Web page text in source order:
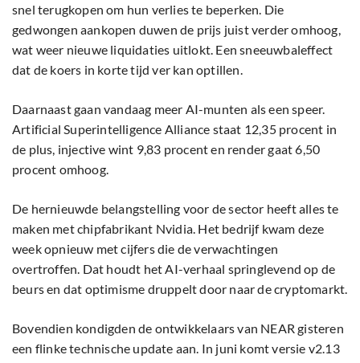
snel terugkopen om hun verlies te beperken. Die
gedwongen aankopen duwen de prijs juist verder omhoog,
wat weer nieuwe liquidaties uitlokt. Een sneeuwbaleffect
dat de koers in korte tijd ver kan optillen.
Daarnaast gaan vandaag meer AI-munten als een speer.
Artificial Superintelligence Alliance staat 12,35 procent in
de plus, injective wint 9,83 procent en render gaat 6,50
procent omhoog.
De hernieuwde belangstelling voor de sector heeft alles te
maken met chipfabrikant Nvidia. Het bedrijf kwam deze
week opnieuw met cijfers die de verwachtingen
overtroffen. Dat houdt het AI-verhaal springlevend op de
beurs en dat optimisme druppelt door naar de cryptomarkt.
Bovendien kondigden de ontwikkelaars van NEAR gisteren
een flinke technische update aan. In juni komt versie v2.13